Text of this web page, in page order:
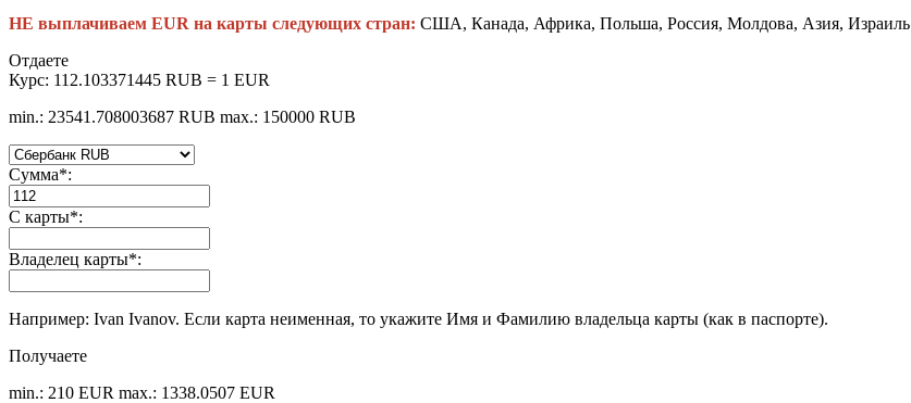
НЕ выплачиваем EUR на карты следующих стран: США, Канада, Африка, Польша, Россия, Молдова, Азия, Израиль
Отдаете
Курс: 112.103371445 RUB = 1 EUR
min.: 23541.708003687 RUB max.: 150000 RUB
Сумма*:
С карты*:
Владелец карты*:
Например: Ivan Ivanov. Если карта неименная, то укажите Имя и Фамилию владельца карты (как в паспорте).
Получаете
min.: 210 EUR max.: 1338.0507 EUR